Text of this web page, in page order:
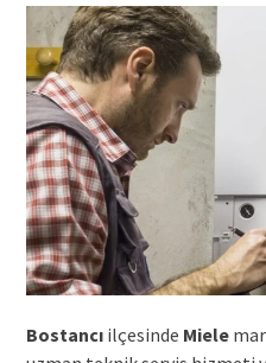
Bostancıilçesinde Miele